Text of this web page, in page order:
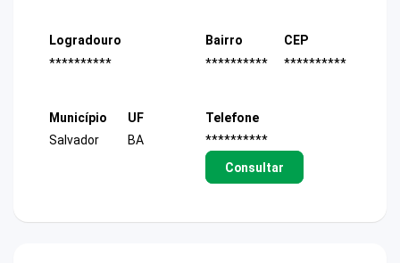
Logradouro
**********
Bairro
**********
CEP
**********
Município
Salvador
UF
BA
Telefone
**********
Consultar